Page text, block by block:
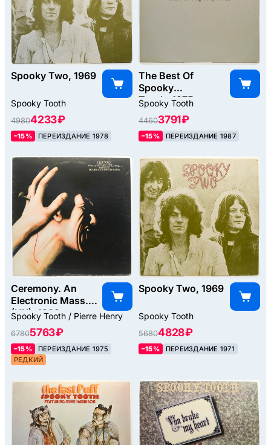
Spooky Two, 1969
Spooky Tooth
49804233 ₽
–15% ПЕРЕИЗДАНИЕ 1978
The Best Of
Spooky
Tooth, 1975
Spooky Tooth
44603791 ₽
–15% ПЕРЕИЗДАНИЕ 1987
Ceremony. An
Electronic Mass.
(UK), 1969
Spooky Tooth / Pierre Henry
67805763 ₽
–15%
ПЕРЕИЗДАНИЕ 1975
РЕДКИЙ
Spooky Two, 1969
Spooky Tooth
56804828 ₽
–15% ПЕРЕИЗДАНИЕ 1971